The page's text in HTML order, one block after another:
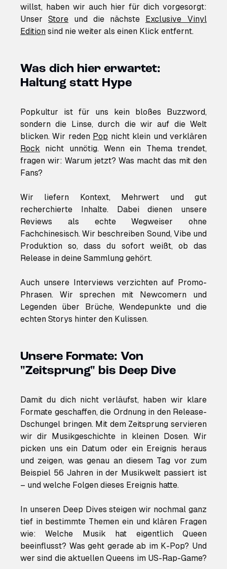
willst, haben wir auch hier für dich vorgesorgt:
Unser Store und die nächste Exclusive Vinyl
Edition sind nie weiter als einen Klick entfernt.
Was dich hier erwartet:
Haltung statt Hype
Popkultur ist für uns kein bloßes Buzzword,
sondern die Linse, durch die wir auf die Welt
blicken. Wir reden Pop nicht klein und verklären
Rock nicht unnötig. Wenn ein Thema trendet,
fragen wir: Warum jetzt? Was macht das mit den
Fans?
Wir liefern Kontext, Mehrwert und gut
recherchierte Inhalte. Dabei dienen unsere
Reviews als echte Wegweiser ohne
Fachchinesisch. Wir beschreiben Sound, Vibe und
Produktion so, dass du sofort weißt, ob das
Release in deine Sammlung gehört.
Auch unsere Interviews verzichten auf Promo-
Phrasen. Wir sprechen mit Newcomern und
Legenden über Brüche, Wendepunkte und die
echten Storys hinter den Kulissen.
Unsere Formate: Von
"Zeitsprung" bis Deep Dive
Damit du dich nicht verläufst, haben wir klare
Formate geschaffen, die Ordnung in den Release-
Dschungel bringen. Mit dem Zeitsprung servieren
wir dir Musikgeschichte in kleinen Dosen. Wir
picken uns ein Datum oder ein Ereignis heraus
und zeigen, was genau an diesem Tag vor zum
Beispiel 56 Jahren in der Musikwelt passiert ist
– und welche Folgen dieses Ereignis hatte.
In unseren Deep Dives steigen wir nochmal ganz
tief in bestimmte Themen ein und klären Fragen
wie: Welche Musik hat eigentlich Queen
beeinflusst? Was geht gerade ab im K-Pop? Und
wer sind die aktuellen Queens im US-Rap-Game?